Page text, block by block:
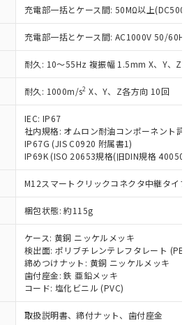
充電部一括とケース間: 50MΩ以上(DC500V
充電部一括とケース間: AC1000V 50/60Hz
耐久: 10～55Hz 複振幅 1.5mm X、Y、Z各
耐久: 1000m/s2 X、Y、Z各方向 10回
IEC: IP67
社内規格: オムロン耐油コンポーネント評
IP67G (JIS C0920 附属書1)
IP69K (ISO 20653規格(旧DIN規格 40050
M12スマートクリックコネクタ中継タイプ
梱包状態: 約115g
ケース: 黄銅 ニッケルメッキ
検出面: ポリブチレンテレフタレート (PBT)
締めつけナット: 黄銅 ニッケルメッキ
歯付座金: 鉄 亜鉛メッキ
コード: 塩化ビニル (PVC)
取扱説明書、締付ナット、歯付座金
了承ください。
および標準価格照会結果は、
いる更新日時点での社内デー
き作成されるものであり、閲
時点での実際の在庫および標
は異なる場合があることをご
さい。
引先、またはお客様担当のオ
御機器販売店・当社販売員に
ださい。
制御機器販売店や当社販売拠
販売ネットワーク
」をご確認
および標準価格結果を当社の
諾なく第三者に漏洩または開
ようお願いします。
ツ機能（部品リスト作成サー
ご利用いただくには、I-Web
ズにご登録されている必要が
当ウェブサイト上で当社にご
ることがあります。
以下、
1000ppm以下、ポリ臭化ビフェニル
以下、ポリ臭化ジフェニルエーテル類
以下、フタル酸ビス(2-エチルヘキシ
DOP) 1000ppm以下、フタル酸ブチ
1000ppm以下、フタル酸ジブチル
以下、フタル酸ジイソブチル
で産業用監視および制御機器に対する
類の４物質については閾値を超える意
とを確認しています。
月
り替え状況などにより、予定
ことがあります。
です。当社販売部門へお問
の基準値 (GB/T26572)：
、 Hg(水銀) : 1000ppm、 Cd(カドミウ
) : 1000ppm、 PBBs(ポリ臭化ビフェ
チル) : 1000ppm、 DIBP(フタル酸ジ
、 BBP(フタル酸ブチルベンジ
ス(2-エチルヘキシル)) : 1000ppm
使用期限
物質（10物質）のすべてが基
ることを示します。
の使用状況下において有害物
えいし、環境に深刻な影響を
数を意味します。
です。当社販売部門へお問
い。
これら貴社製品のうち、外国
び外国貿易法に定める商品
規制貨物等」という）を輸出
外への提供する場合は、日本
輸出許可(または役務取引許
得するなどの必要な手続きを
制貨物を破棄する場合は、完
するなど、違法に輸出されな
要な手段を講じます。
社製品を、核兵器、ミサイ
兵器、生物兵器またはその他
にこれらの製造装置等に一切
しません。
貴社製品を第三者に販売する
上記1、2および3の内容を当
に通知します。また当社は、
よび販売に係わる関係者が違
するおそれがある場合は、取
いたしません。
数以上の在庫あり
数には満たないが在庫あり
なし(最新の在庫状況につ
は、お客様のお取引先、ま
お客様担当のオムロン制御
販売店・当社販売員にご確
ださい)
生産機種、また在庫状況の
を公開していない機種